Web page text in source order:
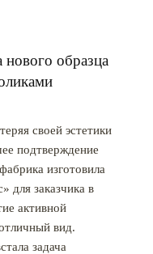
образца
своей эстетики
подтверждение
изготовила
для заказчика в
активной
вид.
задача